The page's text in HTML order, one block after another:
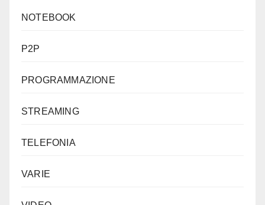
NOTEBOOK
P2P
PROGRAMMAZIONE
STREAMING
TELEFONIA
VARIE